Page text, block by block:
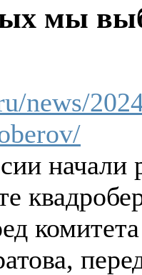
мы
news/
начали